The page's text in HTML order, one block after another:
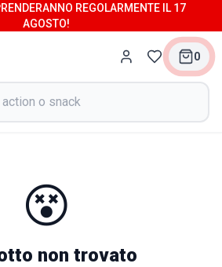
REGOLARMENTE IL 17
AGOSTO!
0
😵
non trovato